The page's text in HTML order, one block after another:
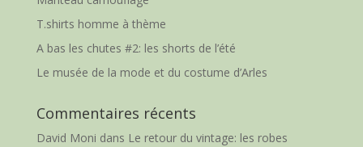
T.shirts homme à thème
A bas les chutes #2: les shorts de l’été
Le musée de la mode et du costume d’Arles
Commentaires récents
David Moni dans Le retour du vintage: les robes